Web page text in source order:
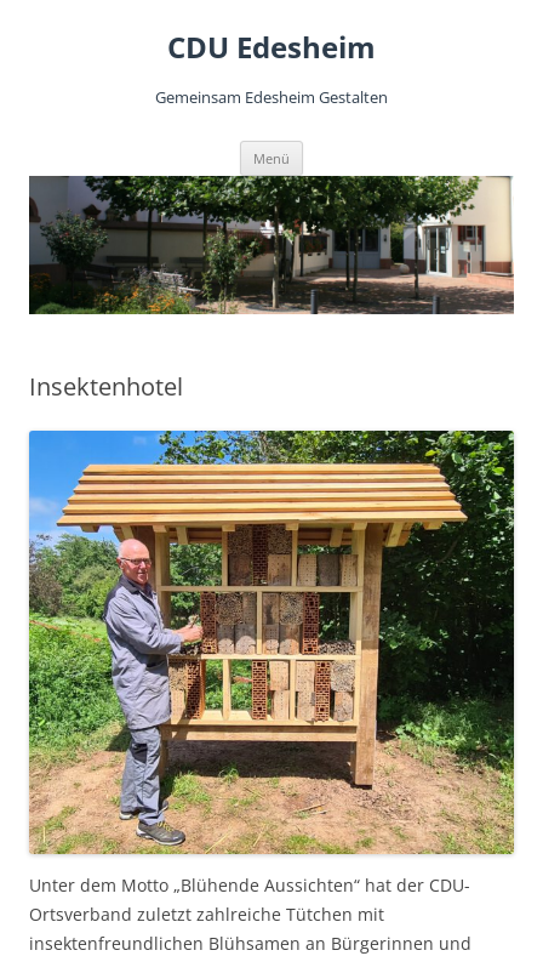
CDU Edesheim
Gemeinsam Edesheim Gestalten
Menü
springen
Insektenhotel
Unter dem Motto „Blühende Aussichten“ hat der CDU-
Ortsverband zuletzt zahlreiche Tütchen mit
insektenfreundlichen Blühsamen an Bürgerinnen und